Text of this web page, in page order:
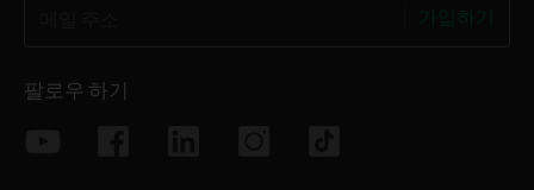
팔로우 하기